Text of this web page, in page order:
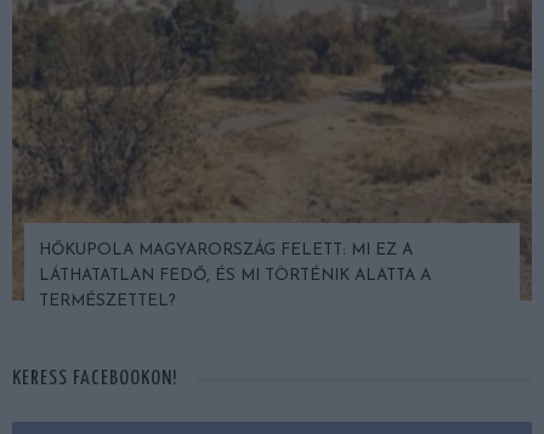
HŐKUPOLA MAGYARORSZÁG FELETT: MI EZ A
LÁTHATATLAN FEDŐ, ÉS MI TÖRTÉNIK ALATTA A
TERMÉSZETTEL?
KERESS FACEBOOKON!